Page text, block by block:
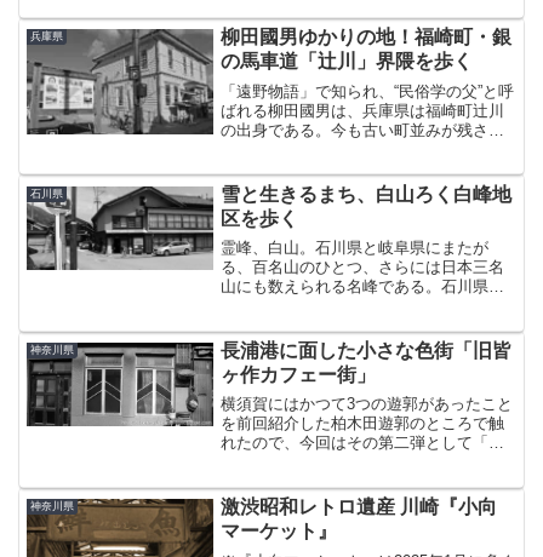
あり、2012年に国の重要伝統的建造物群
保存地区に選定さ...
兵庫県
柳田國男ゆかりの地！福崎町・銀
の馬車道「辻川」界隈を歩く
「遠野物語」で知られ、“民俗学の父”と呼
ばれる柳田國男は、兵庫県は福崎町辻川
の出身である。今も古い町並みが残さ
観光交流センター」の駐車場から散策ス
タート。この福崎町、柳...
石川県
雪と生きるまち、白山ろく白峰地
区を歩く
霊峰、白山。石川県と岐阜県にまたが
る、百名山のひとつ、さらには日本三名
山にも数えられる名峰である。石川県で
る集落がある。旅の最終日。前日の雨が
嘘のように朝から青空が広が...
神奈川県
長浦港に面した小さな色街「旧皆
ヶ作カフェー街」
横須賀にはかつて3つの遊郭があったこと
を前回紹介した柏木田遊郭のところで触
れたので、今回はその第二弾として「皆
にはこっちが先だったりするので連続で
書いたほうが妥当だろう...
神奈川県
激渋昭和レトロ遺産 川崎『小向
マーケット』